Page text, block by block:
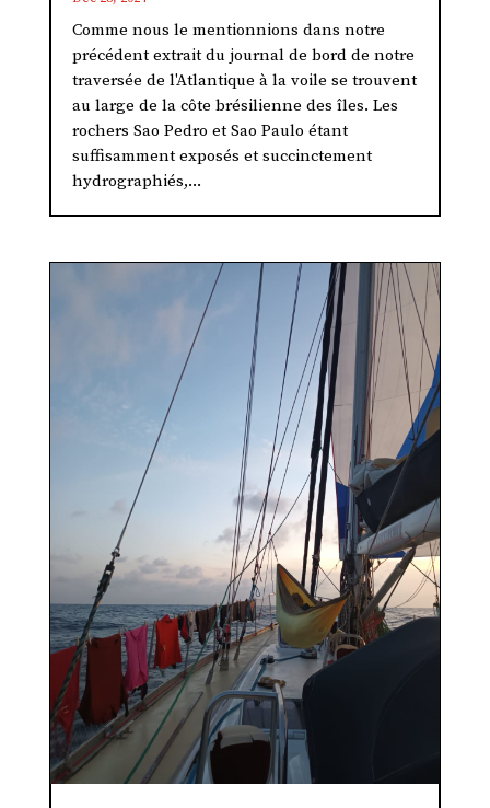
Comme nous le mentionnions dans notre
précédent extrait du journal de bord de notre
traversée de l'Atlantique à la voile se trouvent
au large de la côte brésilienne des îles. Les
rochers Sao Pedro et Sao Paulo étant
suffisamment exposés et succinctement
hydrographiés,...